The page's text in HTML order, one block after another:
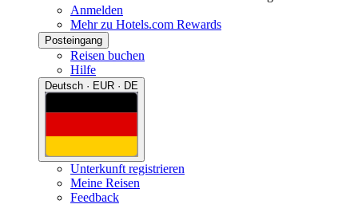
Anmelden
Mehr zu Hotels.com Rewards
Posteingang
Reisen buchen
Hilfe
Deutsch · EUR · DE
Unterkunft registrieren
Meine Reisen
Feedback